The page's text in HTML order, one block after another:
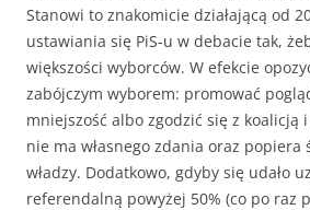
Stanowi to znakomicie działającą od
ustawiania się PiS-u w debacie tak,
większości wyborców. W efekcie
zabójczym wyborem: promować
mniejszość albo zgodzić się z koalicją
nie ma własnego zdania oraz popiera
władzy. Dodatkowo, gdyby się udało
referendalną powyżej 50% (co po raz